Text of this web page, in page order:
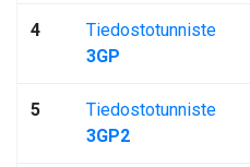
4
Tiedostotunniste
3GP
5
Tiedostotunniste
3GP2